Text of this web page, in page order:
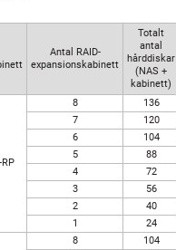
Antal RAID-
expansionskabinett
Totalt
antal
hårddiskar
(NAS +
kabinett)
8 136
7
120
6
104
5
88
4
72
3
56
2
40
1
24
8 104